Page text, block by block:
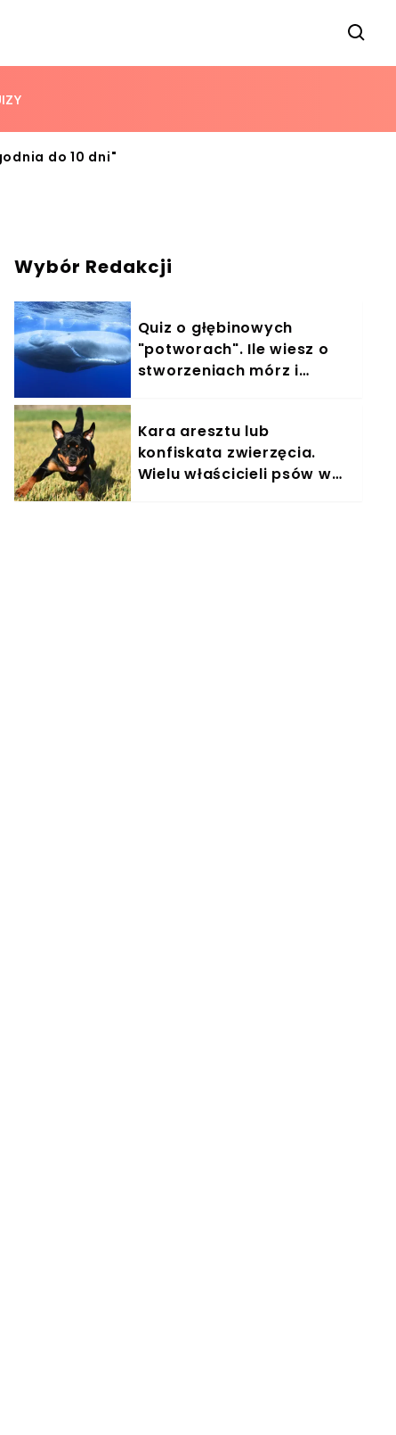
do 10 dni"
Wybór Redakcji
Quiz o głębinowych
"potworach". Ile wiesz o
stworzeniach mórz i
Kara aresztu lub
konfiskata zwierzęcia.
Wielu właścicieli psów w